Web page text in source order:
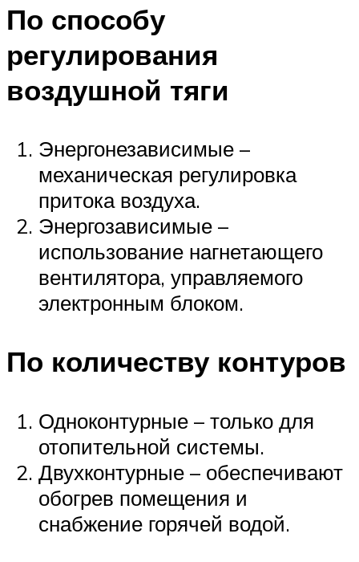
По способу
регулирования
воздушной тяги
Энергонезависимые –
механическая регулировка
притока воздуха.
Энергозависимые –
использование нагнетающего
вентилятора, управляемого
электронным блоком.
По количеству контуров
Одноконтурные – только для
отопительной системы.
Двухконтурные – обеспечивают
обогрев помещения и
снабжение горячей водой.